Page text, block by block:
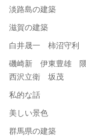
淡路島の建築
滋賀の建築
白井晟一 柿沼守利
磯崎新 伊東豊雄
西沢立衛 坂茂
私的な話
美しい景色
群馬県の建築